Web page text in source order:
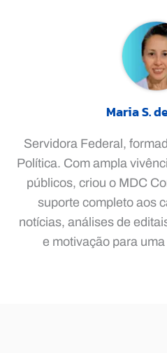
Maria S.
Servidora Federal,
Política. Com ampla
públicos, criou o MDC
suporte completo aos
notícias, análises de
e motivação para